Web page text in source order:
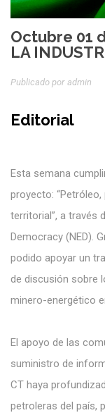
Octubre 01
LA
Publicado por Admin
Editorial
Esta semana
proyecto:
territorial”, a través
Democracy (NED).
podido apoyar un
de discusión sobre
minero-energético
El apoyo de las
suministro de
CT haya
petroleras del país,